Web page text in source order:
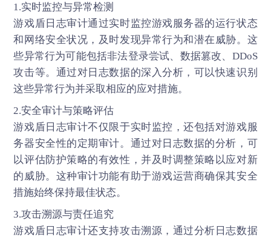
1.实时监控与异常检测
游戏盾日志审计通过实时监控游戏服务器的运行状态
和网络安全状况，及时发现异常行为和潜在威胁。这
些异常行为可能包括非法登录尝试、数据篡改、DDoS
攻击等。通过对日志数据的深入分析，可以快速识别
这些异常行为并采取相应的应对措施。
2.安全审计与策略评估
游戏盾日志审计不仅限于实时监控，还包括对游戏服
务器安全性的定期审计。通过对日志数据的分析，可
以评估防护策略的有效性，并及时调整策略以应对新
的威胁。这种审计功能有助于游戏运营商确保其安全
措施始终保持最佳状态。
3.攻击溯源与责任追究
游戏盾日志审计还支持攻击溯源，通过分析日志数据